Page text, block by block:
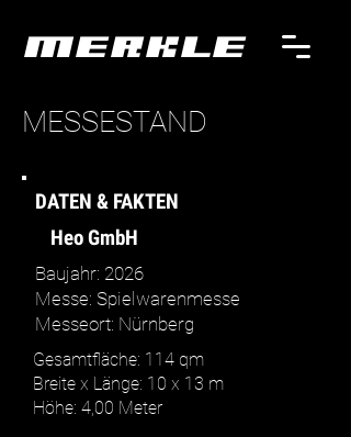
MERKLE
MESSESTAND
DATEN & FAKTEN
Heo GmbH
Baujahr: 2026
Messe: Spielwarenmesse
Messeort: Nürnberg
Gesamtfläche: 114 qm
Breite x Länge: 10 x 13 m
Höhe: 4,00 Meter